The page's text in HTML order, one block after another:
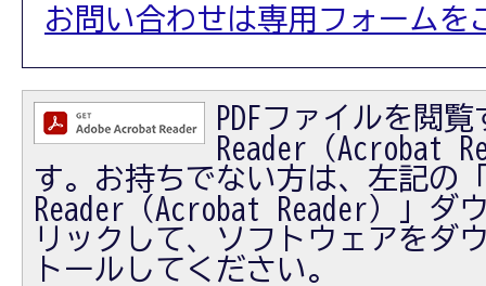
お問い合わせは専用フォームを
PDFファイルを閲
Reader（Acrobat
す。お持ちでない方は、左記の
Reader（Acrobat Reader）」ダ
リックして、ソフトウェアをダ
トールしてください。